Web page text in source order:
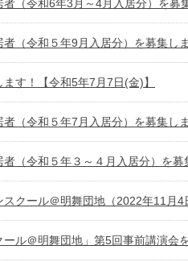
（令和6年3月～4月入居分）を募
（令和５年9月入居分）を募集しま
ます！【令和5年7月7日(金)】
（令和５年7月入居分）を募集しま
（令和５年３～４月入居分）を募
クール＠明舞団地（2022年11月
ール＠明舞団地」第5回事前講演会